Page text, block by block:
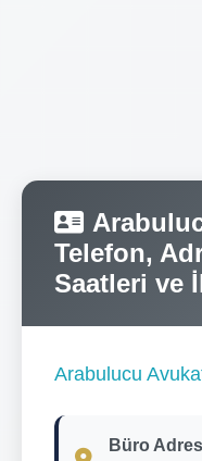
Telefon,
Saatleri ve
Arabulucu
Büro